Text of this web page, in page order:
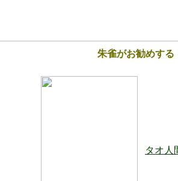
朱雀がお勧めす
タオ人